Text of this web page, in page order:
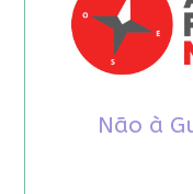
Não à